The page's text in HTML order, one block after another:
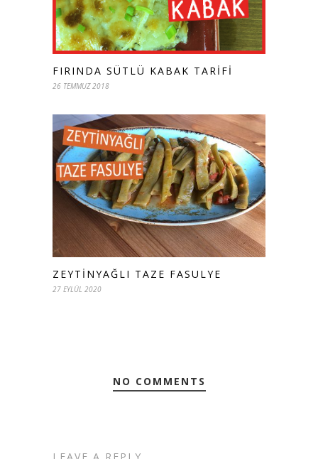
FIRINDA SÜTLÜ KABAK TARIFI
26 TEMMUZ 2018
ZEYTINYAĞLI TAZE FASULYE
27 EYLÜL 2020
NO COMMENTS